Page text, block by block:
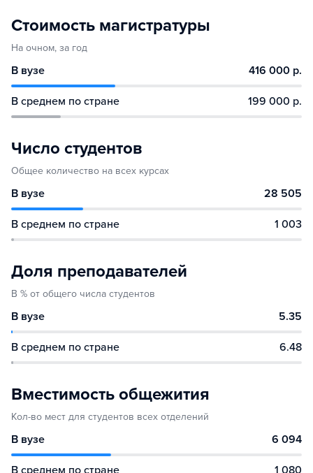
Стоимость магистратуры
На очном, за год
В вузе 416 000 р.
В среднем по стране 199 000 р.
Число студентов
Общее количество на всех курсах
В вузе 28 505
В среднем по стране 1 003
Доля преподавателей
В % от общего числа студентов
В вузе 5.35
В среднем по стране 6.48
Вместимость общежития
Кол-во мест для студентов всех отделений
В вузе 6 094